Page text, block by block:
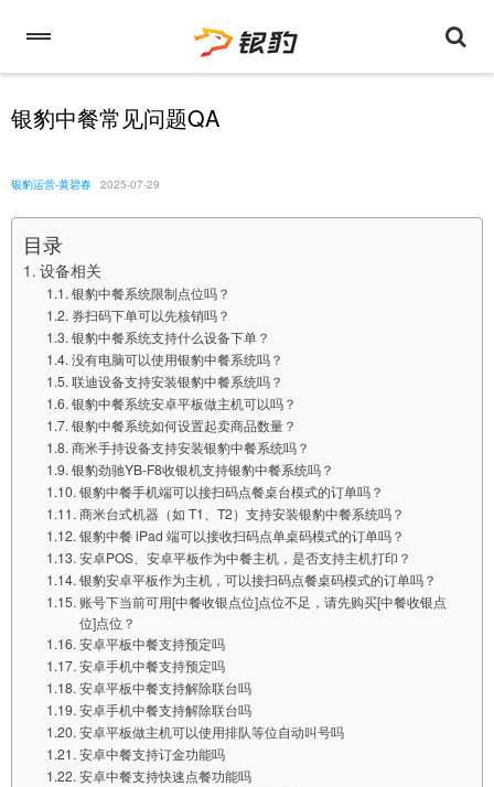
银豹中餐常见问题QA
银豹运营-黄碧春 2025-07-29
目录
设备相关
银豹中餐系统限制点位吗？
券扫码下单可以先核销吗？
银豹中餐系统支持什么设备下单？
没有电脑可以使用银豹中餐系统吗？
联迪设备支持安装银豹中餐系统吗？
银豹中餐系统安卓平板做主机可以吗？
银豹中餐系统如何设置起卖商品数量？
商米手持设备支持安装银豹中餐系统吗？
银豹劲驰YB-F8收银机支持银豹中餐系统吗？
银豹中餐手机端可以接扫码点餐桌台模式的订单吗？
商米台式机器（如 T1、T2）支持安装银豹中餐系统吗？
银豹中餐 iPad 端可以接收扫码点单桌码模式的订单吗？
安卓POS、安卓平板作为中餐主机，是否支持主机打印？
银豹安卓平板作为主机，可以接扫码点餐桌码模式的订单吗？
账号下当前可用[中餐收银点位]点位不足，请先购买[中餐收银点
位]点位？
安卓平板中餐支持预定吗
安卓手机中餐支持预定吗
安卓平板中餐支持解除联台吗
安卓手机中餐支持解除联台吗
安卓平板做主机可以使用排队等位自动叫号吗
安卓中餐支持订金功能吗
安卓中餐支持快速点餐功能吗